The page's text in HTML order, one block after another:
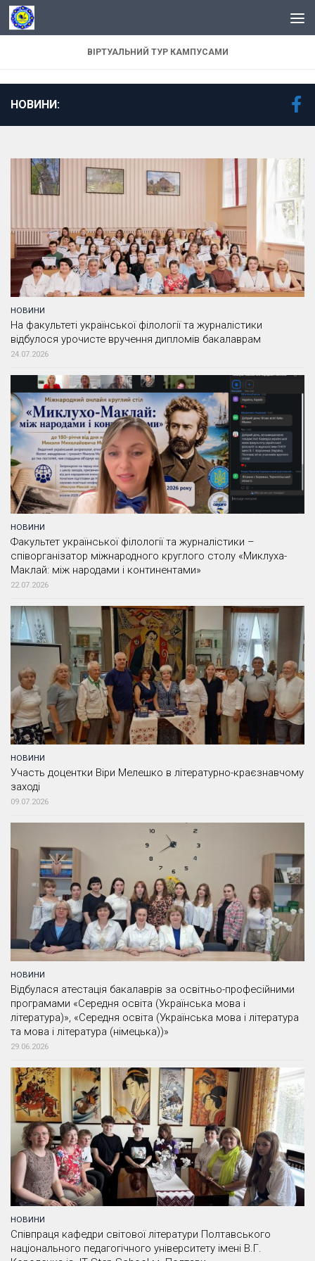
Skip to content
ВІРТУАЛЬНИЙ ТУР КАМПУСАМИ
НОВИНИ:
НОВИНИ
На факультеті української філології та журналістики
відбулося урочисте вручення дипломів бакалаврам
24.07.2026
НОВИНИ
Факультет української філології та журналістики –
співорганізатор міжнародного круглого столу «Миклуха-
Маклай: між народами і континентами»
22.07.2026
НОВИНИ
Участь доцентки Віри Мелешко в літературно-краєзнавчому
заході
09.07.2026
НОВИНИ
Відбулася атестація бакалаврів за освітньо-професійними
програмами «Середня освіта (Українська мова і
література)», «Середня освіта (Українська мова і література
та мова і література (німецька))»
29.06.2026
НОВИНИ
Співпраця кафедри світової літератури Полтавського
національного педагогічного університету імені В.Г.